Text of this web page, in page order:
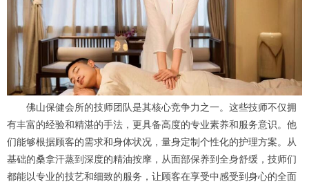
佛山保健会所的技师团队是其核心竞争力之一。这些技师不仅拥
有丰富的经验和精湛的手法，更具备高度的专业素养和服务意识。他
们能够根据顾客的需求和身体状况，量身定制个性化的护理方案。从
基础的桑拿汗蒸到深度的精油按摩，从面部保养到全身舒缓，技师们
都能以专业的技艺和细致的服务，让顾客在享受中感受到身心的全面